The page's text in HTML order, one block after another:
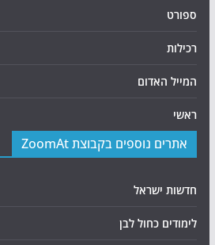
ספורט
רכילות
המייל האדום
ראשי
אתרים נוספים בקבוצת ZoomAt
חדשות ישראל
לימודים כחול לבן